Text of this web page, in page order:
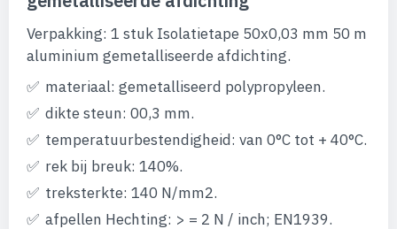
begin
afbeeldingen-
Verpakking: 1 stuk Isolatietape 50x0,03 mm 50 m
aluminium gemetalliseerde afdichting.
materiaal: gemetalliseerd polypropyleen.
dikte steun: 00,3 mm.
temperatuurbestendigheid: van 0°C tot + 40°C.
rek bij breuk: 140%.
treksterkte: 140 N/mm2.
afpellen Hechting: > = 2 N / inch; EN1939.